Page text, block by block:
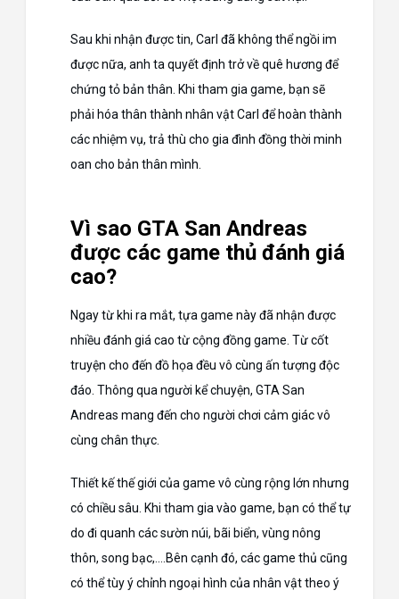
Sau khi nhận được tin, Carl đã không thể ngồi im
được nữa, anh ta quyết định trở về quê hương để
chứng tỏ bản thân. Khi tham gia game, bạn sẽ
phải hóa thân thành nhân vật Carl để hoàn thành
các nhiệm vụ, trả thù cho gia đình đồng thời minh
oan cho bản thân mình.
Vì sao GTA San Andreas
được các game thủ đánh giá
cao?
Ngay từ khi ra mắt, tựa game này đã nhận được
nhiều đánh giá cao từ cộng đồng game. Từ cốt
truyện cho đến đồ họa đều vô cùng ấn tượng độc
đáo. Thông qua người kể chuyện, GTA San
Andreas mang đến cho người chơi cảm giác vô
cùng chân thực.
Thiết kế thế giới của game vô cùng rộng lớn nhưng
có chiều sâu. Khi tham gia vào game, bạn có thể tự
do đi quanh các sườn núi, bãi biển, vùng nông
thôn, song bạc,….Bên cạnh đó, các game thủ cũng
có thể tùy ý chỉnh ngoại hình của nhân vật theo ý